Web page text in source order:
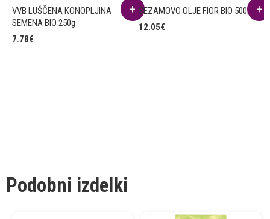
VVB LUŠČENA KONOPLJINA
SEMENA BIO 250g
7.78€
SEZAMOVO OLJE FIOR BIO 500ml
12.05€
Podobni izdelki